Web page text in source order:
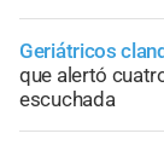
Geriátricos
que alertó
escuchada